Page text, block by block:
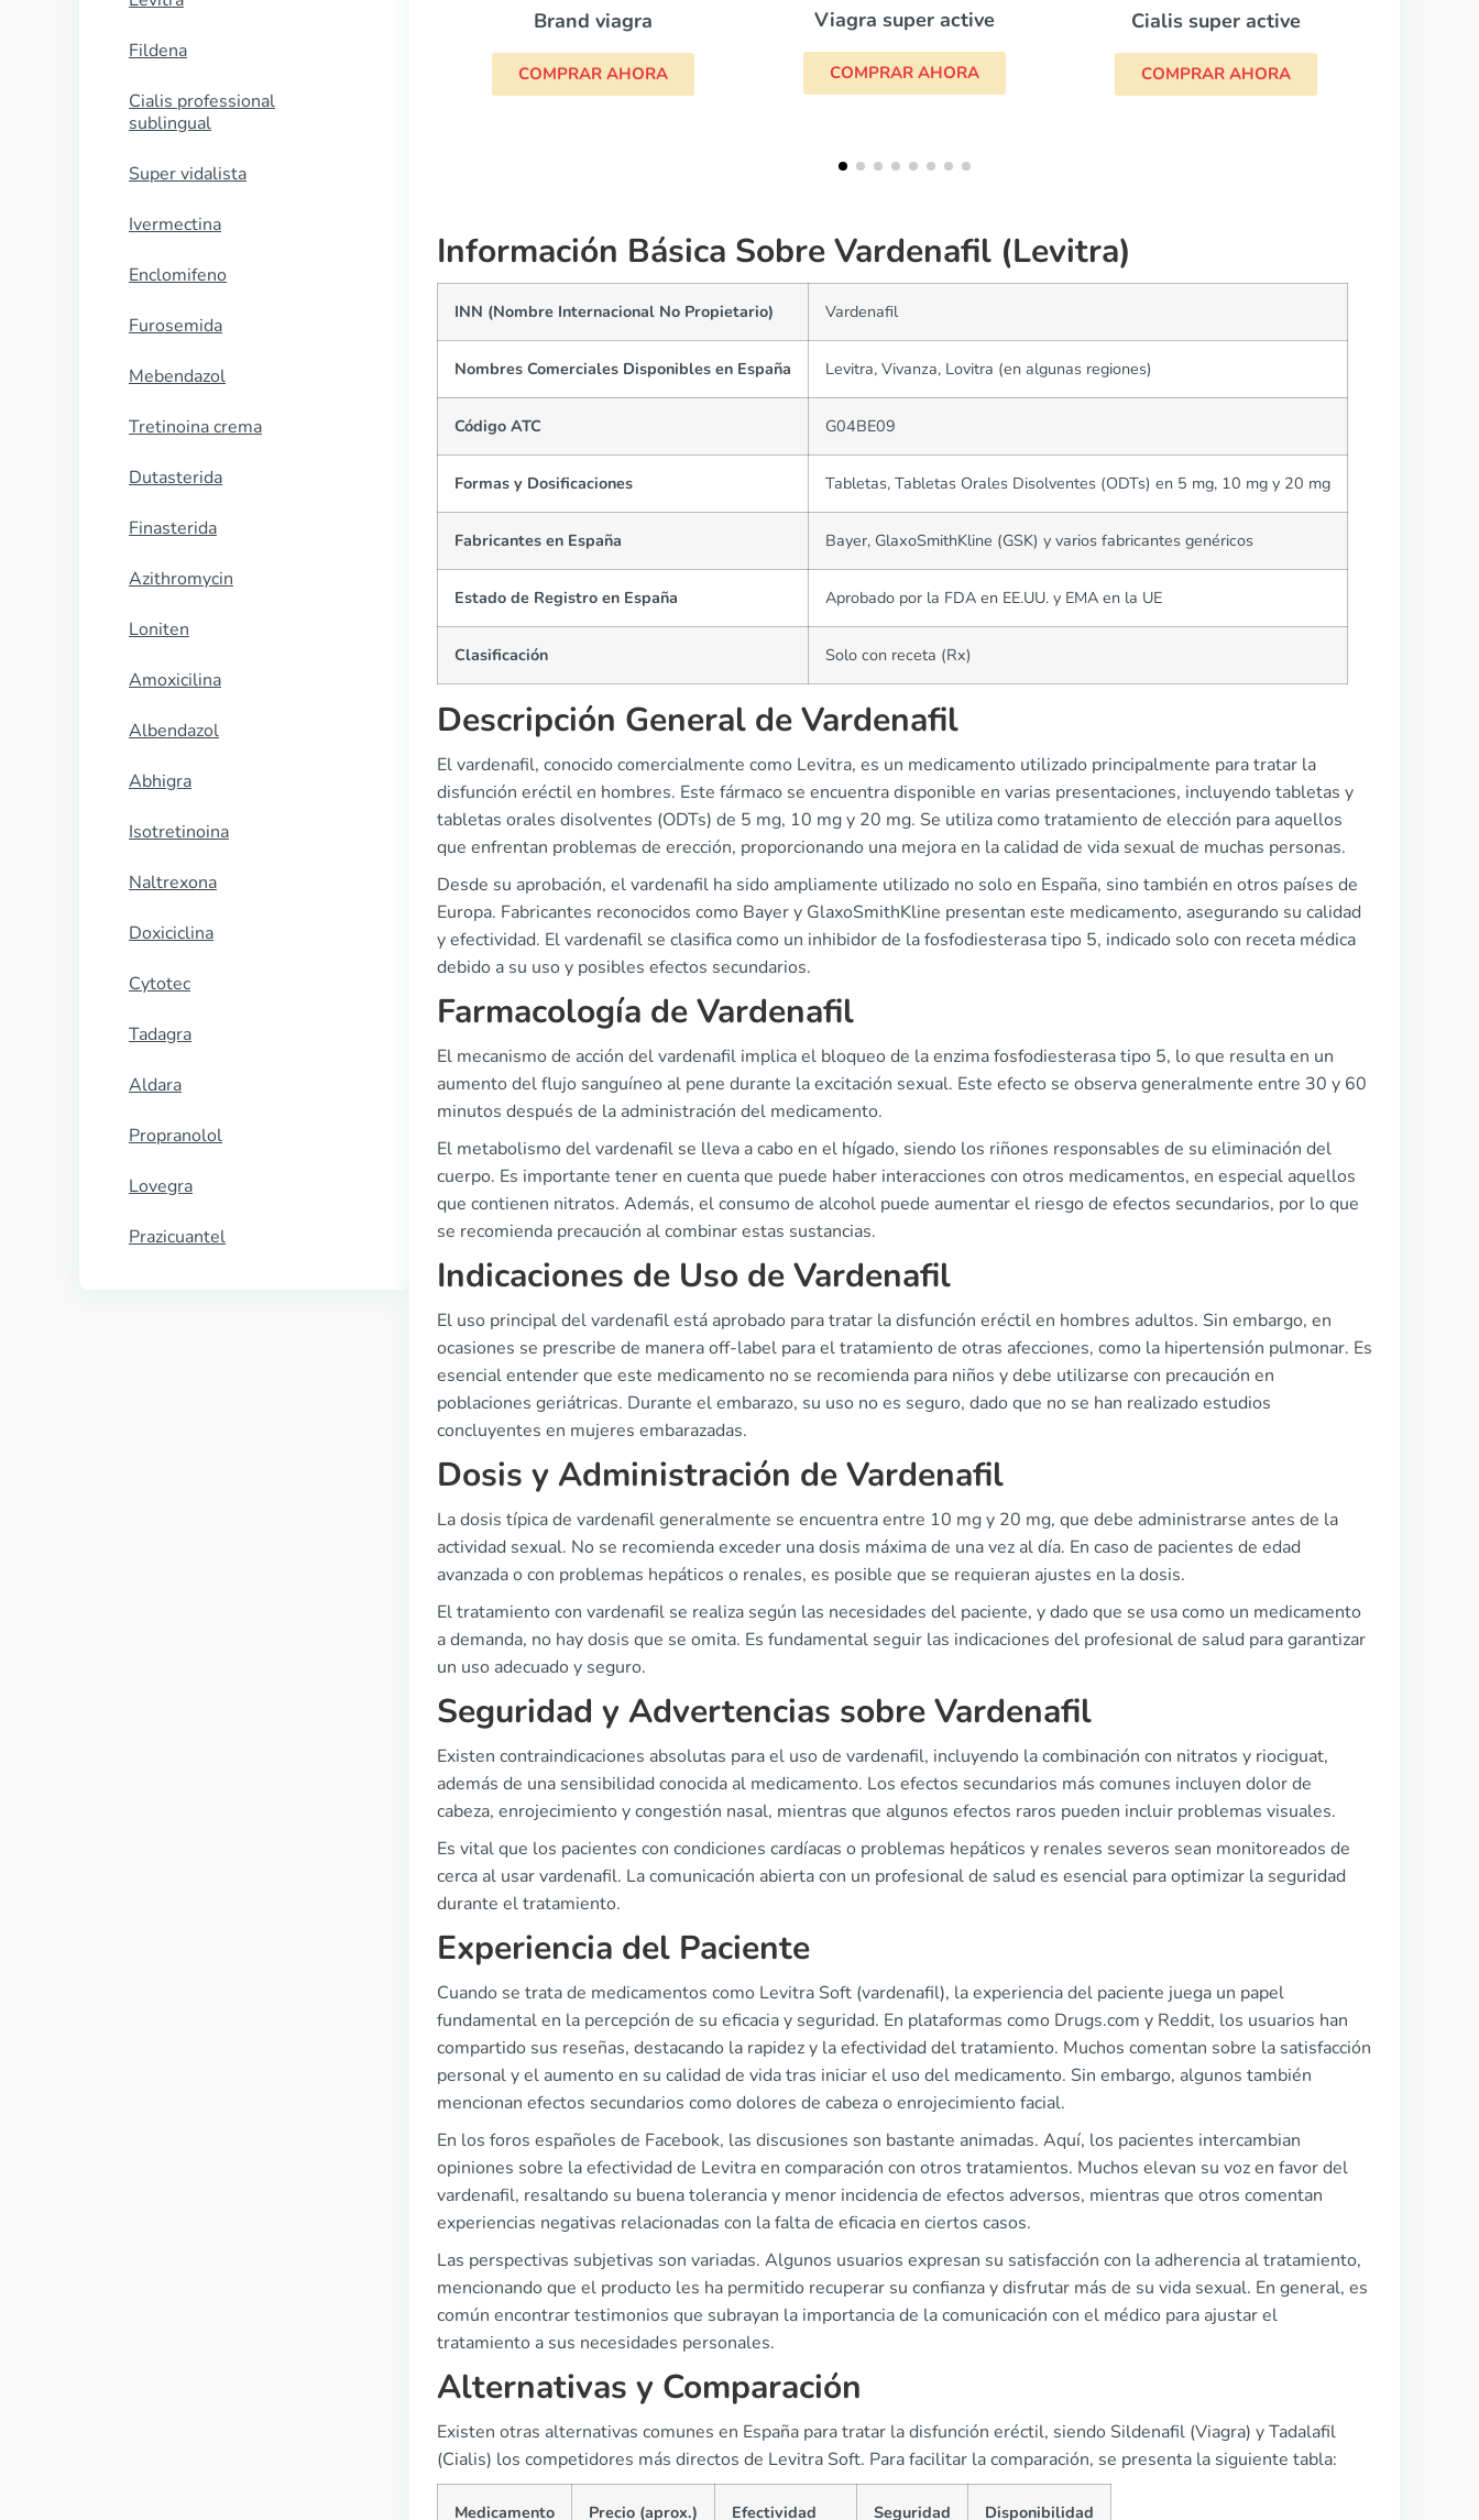
Fildena
Cialis professional
sublingual
Super vidalista
Ivermectina
Enclomifeno
Furosemida
Mebendazol
Tretinoina crema
Dutasterida
Finasterida
Azithromycin
Loniten
Amoxicilina
Albendazol
Abhigra
Isotretinoina
Naltrexona
Doxiciclina
Cytotec
Tadagra
Aldara
Propranolol
Lovegra
Prazicuantel
Viagra super active
COMPRAR AHORA
Cialis super active
COMPRAR AHORA
Información Básica Sobre Vardenafil (Levitra)
INN (Nombre Internacional No Propietario) Vardenafil
Nombres Comerciales Disponibles en España Levitra, Vivanza, Lovitra (en algunas regiones)
Código ATC G04BE09
Formas y Dosificaciones Tabletas, Tabletas Orales Disolventes (ODTs) en 5 mg, 10 mg y 20 mg
Fabricantes en España Bayer, GlaxoSmithKline (GSK) y varios fabricantes genéricos
Estado de Registro en España Aprobado por la FDA en EE.UU. y EMA en la UE
Clasificación Solo con receta (Rx)
Descripción General de Vardenafil
El vardenafil, conocido comercialmente como Levitra, es un medicamento utilizado principalmente para tratar la
disfunción eréctil en hombres. Este fármaco se encuentra disponible en varias presentaciones, incluyendo tabletas y
tabletas orales disolventes (ODTs) de 5 mg, 10 mg y 20 mg. Se utiliza como tratamiento de elección para aquellos
que enfrentan problemas de erección, proporcionando una mejora en la calidad de vida sexual de muchas personas.
Desde su aprobación, el vardenafil ha sido ampliamente utilizado no solo en España, sino también en otros países de
Europa. Fabricantes reconocidos como Bayer y GlaxoSmithKline presentan este medicamento, asegurando su calidad
y efectividad. El vardenafil se clasifica como un inhibidor de la fosfodiesterasa tipo 5, indicado solo con receta médica
debido a su uso y posibles efectos secundarios.
Farmacología de Vardenafil
El mecanismo de acción del vardenafil implica el bloqueo de la enzima fosfodiesterasa tipo 5, lo que resulta en un
aumento del flujo sanguíneo al pene durante la excitación sexual. Este efecto se observa generalmente entre 30 y 60
minutos después de la administración del medicamento.
El metabolismo del vardenafil se lleva a cabo en el hígado, siendo los riñones responsables de su eliminación del
cuerpo. Es importante tener en cuenta que puede haber interacciones con otros medicamentos, en especial aquellos
que contienen nitratos. Además, el consumo de alcohol puede aumentar el riesgo de efectos secundarios, por lo que
se recomienda precaución al combinar estas sustancias.
Indicaciones de Uso de Vardenafil
El uso principal del vardenafil está aprobado para tratar la disfunción eréctil en hombres adultos. Sin embargo, en
ocasiones se prescribe de manera off-label para el tratamiento de otras afecciones, como la hipertensión pulmonar. Es
esencial entender que este medicamento no se recomienda para niños y debe utilizarse con precaución en
poblaciones geriátricas. Durante el embarazo, su uso no es seguro, dado que no se han realizado estudios
concluyentes en mujeres embarazadas.
Dosis y Administración de Vardenafil
La dosis típica de vardenafil generalmente se encuentra entre 10 mg y 20 mg, que debe administrarse antes de la
actividad sexual. No se recomienda exceder una dosis máxima de una vez al día. En caso de pacientes de edad
avanzada o con problemas hepáticos o renales, es posible que se requieran ajustes en la dosis.
El tratamiento con vardenafil se realiza según las necesidades del paciente, y dado que se usa como un medicamento
a demanda, no hay dosis que se omita. Es fundamental seguir las indicaciones del profesional de salud para garantizar
un uso adecuado y seguro.
Seguridad y Advertencias sobre Vardenafil
Existen contraindicaciones absolutas para el uso de vardenafil, incluyendo la combinación con nitratos y riociguat,
además de una sensibilidad conocida al medicamento. Los efectos secundarios más comunes incluyen dolor de
cabeza, enrojecimiento y congestión nasal, mientras que algunos efectos raros pueden incluir problemas visuales.
Es vital que los pacientes con condiciones cardíacas o problemas hepáticos y renales severos sean monitoreados de
cerca al usar vardenafil. La comunicación abierta con un profesional de salud es esencial para optimizar la seguridad
durante el tratamiento.
Experiencia del Paciente
Cuando se trata de medicamentos como Levitra Soft (vardenafil), la experiencia del paciente juega un papel
fundamental en la percepción de su eficacia y seguridad. En plataformas como Drugs.com y Reddit, los usuarios han
compartido sus reseñas, destacando la rapidez y la efectividad del tratamiento. Muchos comentan sobre la satisfacción
personal y el aumento en su calidad de vida tras iniciar el uso del medicamento. Sin embargo, algunos también
mencionan efectos secundarios como dolores de cabeza o enrojecimiento facial.
En los foros españoles de Facebook, las discusiones son bastante animadas. Aquí, los pacientes intercambian
opiniones sobre la efectividad de Levitra en comparación con otros tratamientos. Muchos elevan su voz en favor del
vardenafil, resaltando su buena tolerancia y menor incidencia de efectos adversos, mientras que otros comentan
experiencias negativas relacionadas con la falta de eficacia en ciertos casos.
Las perspectivas subjetivas son variadas. Algunos usuarios expresan su satisfacción con la adherencia al tratamiento,
mencionando que el producto les ha permitido recuperar su confianza y disfrutar más de su vida sexual. En general, es
común encontrar testimonios que subrayan la importancia de la comunicación con el médico para ajustar el
tratamiento a sus necesidades personales.
Alternativas y Comparación
Existen otras alternativas comunes en España para tratar la disfunción eréctil, siendo Sildenafil (Viagra) y Tadalafil
(Cialis) los competidores más directos de Levitra Soft. Para facilitar la comparación, se presenta la siguiente tabla:
Medicamento Precio (aprox.) Efectividad Seguridad Disponibilidad